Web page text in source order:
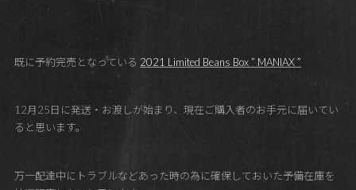
既に予約完売となっている 2021 Limited Beans Box ” MANIAX ”
12月25日に発送・お渡しが始まり、現在ご購入者のお手元に届いてい
ると思います。
万一配達中にトラブルなどあった時の為に確保しておいた予備在庫を